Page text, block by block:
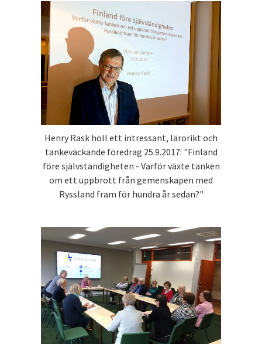
Henry Rask höll ett intressant, lärorikt och
tankeväckande föredrag 25.9.2017: "Finland
före självständigheten - Varför växte tanken
om ett uppbrott från gemenskapen med
Ryssland fram för hundra år sedan?"